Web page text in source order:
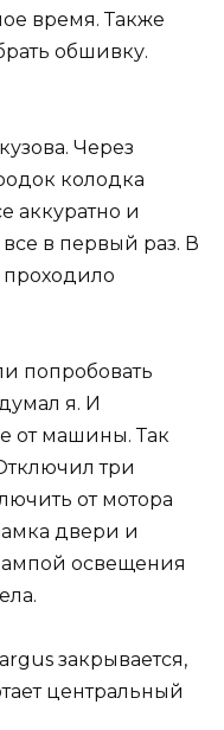
время. Также
обшивку.
Через
колодка
аккуратно и
в первый раз. В
попробовать
я. И
от машины. Так
три
от мотора
двери и
освещения